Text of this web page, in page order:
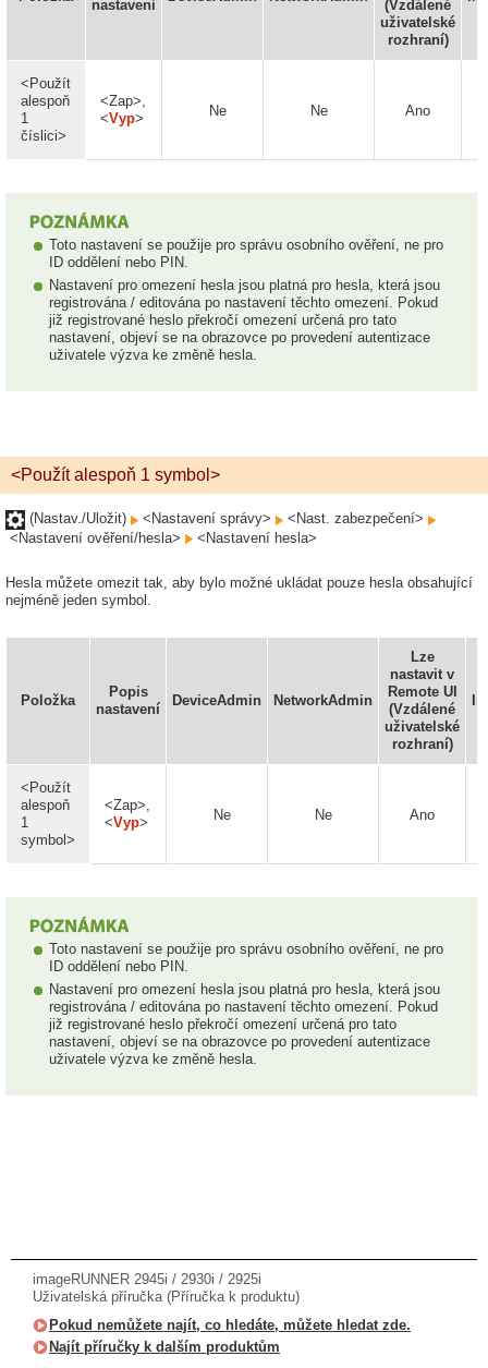
nastavení
(Vzdálené
uživatelské
rozhraní)
<Použít
alespoň
1
číslici>
<Zap>,
<Vyp> Ne Ne Ano
Toto nastavení se použije pro správu osobního ověření, ne pro
ID oddělení nebo PIN.
Nastavení pro omezení hesla jsou platná pro hesla, která jsou
registrována / editována po nastavení těchto omezení. Pokud
již registrované heslo překročí omezení určená pro tato
nastavení, objeví se na obrazovce po provedení autentizace
uživatele výzva ke změně hesla.
<Použít alespoň 1 symbol>
(Nastav./Uložit) <Nastavení správy>
<Nast. zabezpečení>
<Nastavení ověření/hesla>
<Nastavení hesla>
Hesla můžete omezit tak, aby bylo možné ukládat pouze hesla obsahující
nejméně jeden symbol.
Položka
Popis
nastavení
DeviceAdmin NetworkAdmin
Lze
nastavit v
Remote UI
(Vzdálené
uživatelské
rozhraní)
<Použít
alespoň
1
symbol>
<Zap>,
<Vyp> Ne Ne Ano
Toto nastavení se použije pro správu osobního ověření, ne pro
ID oddělení nebo PIN.
Nastavení pro omezení hesla jsou platná pro hesla, která jsou
registrována / editována po nastavení těchto omezení. Pokud
již registrované heslo překročí omezení určená pro tato
nastavení, objeví se na obrazovce po provedení autentizace
uživatele výzva ke změně hesla.
imageRUNNER 2945i / 2930i / 2925i
Uživatelská příručka (Příručka k produktu)
Pokud nemůžete najít, co hledáte, můžete hledat zde.
Najít příručky k dalším produktům